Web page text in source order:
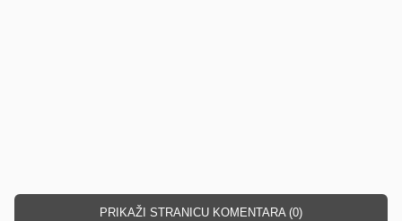
PRIKAŽI STRANICU KOMENTARA (0)